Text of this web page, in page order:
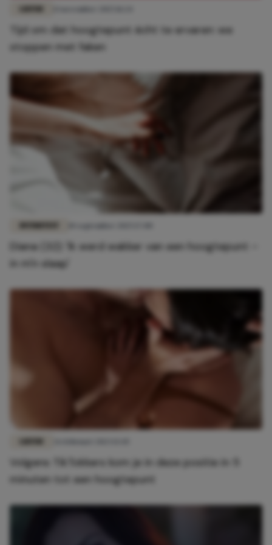
Tijd om dat hoogtepunt écht te ervaren: we
stoppen met faken
Diana (32): 'Ik werd wakker van een hoogtepunt –
in m'n slaap'
Volgens TikTokkers kom je in deze positie in 5
minuten tot een hoogtepunt